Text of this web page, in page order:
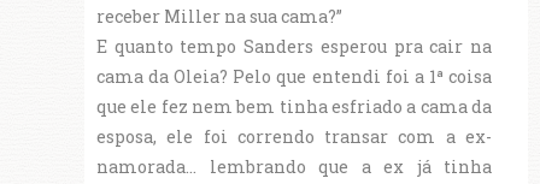
receber Miller na sua cama?”
E quanto tempo Sanders esperou pra cair na
cama da Oleia? Pelo que entendi foi a 1ª coisa
que ele fez nem bem tinha esfriado a cama da
esposa, ele foi correndo transar com a ex-
namorada... lembrando que a ex já tinha